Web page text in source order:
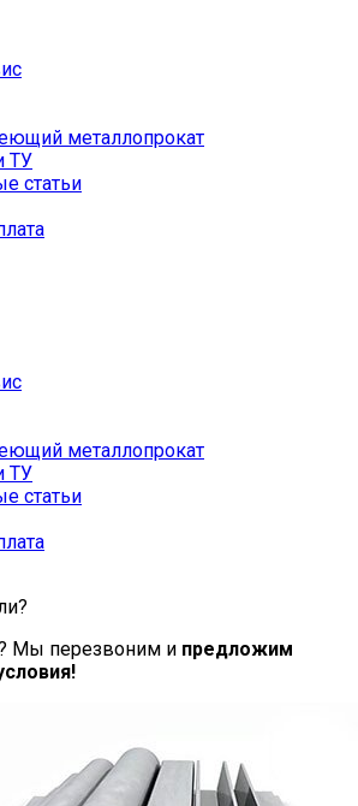
металлопрокат
ТУ
статьи
металлопрокат
ТУ
статьи
Мы перезвоним и предложим